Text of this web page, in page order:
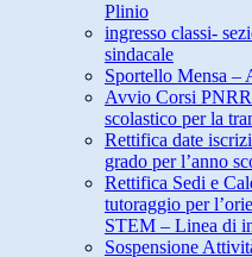
Plinio
ingresso classi-
sindacale
Sportello Mensa –
Avvio Corsi
scolastico per la
Rettifica date
grado per l’anno
Rettifica Sedi e
tutoraggio per
STEM – Linea di
Sospensione